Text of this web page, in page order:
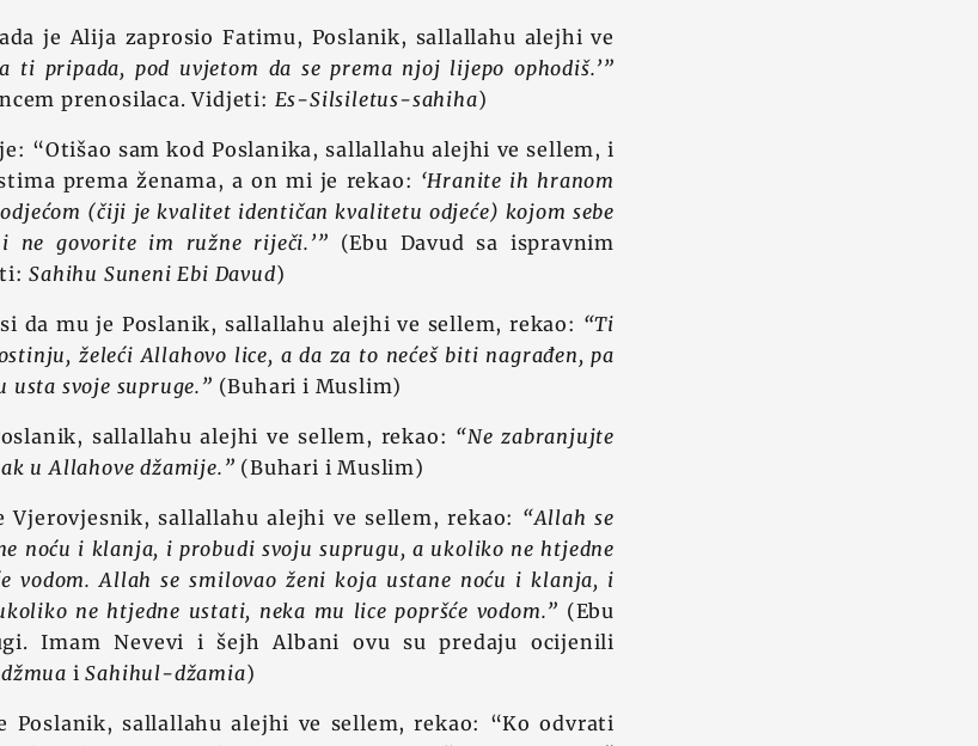
je Alija zaprosio Fatimu, Poslanik, sallallahu alejhi ve
ti pripada, pod uvjetom da se prema njoj lijepo ophodiš.’”
prenosilaca. Vidjeti: Es-Silsiletus-sahiha)
“Otišao sam kod Poslanika, sallallahu alejhi ve sellem, i
prema ženama, a on mi je rekao: ‘Hranite ih hranom
(čiji je kvalitet identičan kvalitetu odjeće) kojom sebe
ne govorite im ružne riječi.’” (Ebu Davud sa ispravnim
Sahihu Suneni Ebi Davud)
da mu je Poslanik, sallallahu alejhi ve sellem, rekao: “Ti
želeći Allahovo lice, a da za to nećeš biti nagrađen, pa
usta svoje supruge.” (Buhari i Muslim)
sallallahu alejhi ve sellem, rekao: “Ne zabranjujte
u Allahove džamije.” (Buhari i Muslim)
Vjerovjesnik, sallallahu alejhi ve sellem, rekao: “Allah se
noću i klanja, i probudi svoju suprugu, a ukoliko ne htjedne
vodom. Allah se smilovao ženi koja ustane noću i klanja, i
ne htjedne ustati, neka mu lice popršće vodom.” (Ebu
Imam Nevevi i šejh Albani ovu su predaju ocijenili
iSahihul-džamia)
Poslanik, sallallahu alejhi ve sellem, rekao: “Ko odvrati